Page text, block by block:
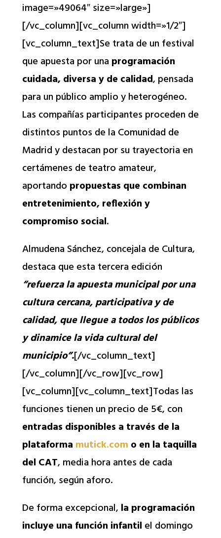
image=»49064″ size=»large»]
[/vc_column][vc_column width=»1/2″]
[vc_column_text]Se trata de un festival
que apuesta por una programación
cuidada, diversa y de calidad, pensada
para un público amplio y heterogéneo.
Las compañías participantes proceden de
distintos puntos de la Comunidad de
Madrid y destacan por su trayectoria en
certámenes de teatro amateur,
aportando propuestas que combinan
entretenimiento, reflexión y
compromiso social.
Almudena Sánchez, concejala de Cultura,
destaca que esta tercera edición
“refuerza la apuesta municipal por una
cultura cercana, participativa y de
calidad, que llegue a todos los públicos
y dinamice la vida cultural del
municipio”.[/vc_column_text]
[/vc_column][/vc_row][vc_row]
[vc_column][vc_column_text]Todas las
funciones tienen un precio de 5€, con
entradas disponibles a través de la
plataforma mutick.com o en la taquilla
del CAT, media hora antes de cada
función, según aforo.
De forma excepcional, la programación
incluye una función infantil el domingo